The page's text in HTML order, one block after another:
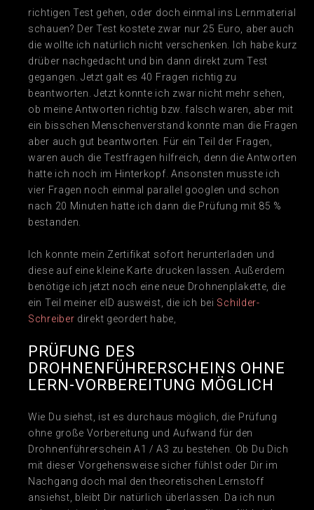
richtigen Test gehen, oder doch einmal ins Lernmaterial
schauen? Der Test kostete zwar nur 25 Euro, aber auch
die wollte ich natürlich nicht verschenken. Ich habe kurz
drüber nachgedacht und bin dann direkt zum Test
gegangen. Jetzt galt es 40 Fragen richtig zu
beantworten. Jetzt konnte ich zwar nicht mehr sehen,
ob meine Antworten richtig bzw. falsch waren, aber mit
ein bisschen Menschenverstand konnte man die Fragen
aber auch gut beantworten. Für ein Teil der Fragen,
waren auch die Testfragen hilfreich, denn die Antworten
hatte ich noch im Hinterkopf. Ansonsten musste ich
vier Fragen noch einmal parallel googlen und schon
nach 20 Minuten hatte ich dann die Prüfung mit 85 %
bestanden.
Ich konnte mein Zertifikat sofort herunterladen und
diese auf eine kleine Karte drucken lassen. Außerdem
benötige ich jetzt noch eine neue Drohnenplakette, die
ein Teil meiner eID ausweist, die ich bei Schilder-
Schreiber direkt geordert habe,
PRÜFUNG DES
DROHNENFÜHRERSCHEINS OHNE
LERN-VORBEREITUNG MÖGLICH
Wie Du siehst, ist es durchaus möglich, die Prüfung
ohne große Vorbereitung und Aufwand für den
Drohnenführerschein A1 / A3 zu bestehen. Ob Du Dich
mit dieser Vorgehensweise sicher fühlst oder Dir im
Nachgang doch mal den theoretischen Lernstoff
ansiehst, bleibt Dir natürlich überlassen. Da ich nun